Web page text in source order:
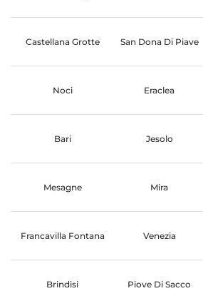
Castellana Grotte San Dona Di Piave
Noci Eraclea
Bari Jesolo
Mesagne Mira
Francavilla Fontana Venezia
Brindisi Piove Di Sacco